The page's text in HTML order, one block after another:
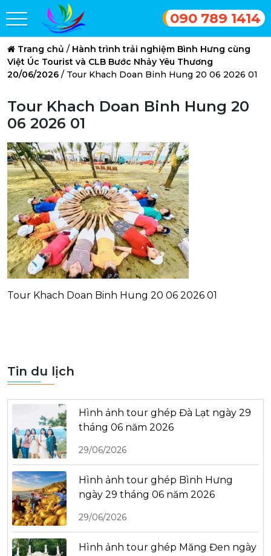
090 789 1414
Trang chủ / Hành trình trải nghiệm Bình Hưng cùng
Việt Úc Tourist và CLB Bước Nhảy Yêu Thương
20/06/2026 / Tour Khach Doan Binh Hung 20 06 2026 01
Tour Khach Doan Binh Hung 20
06 2026 01
Tour Khach Doan Binh Hung 20 06 2026 01
Tin du lịch
Hình ảnh tour ghép Đà Lạt ngày 29
tháng 06 năm 2026
29/06/2026
Hình ảnh tour ghép Bình Hưng
ngày 29 tháng 06 năm 2026
29/06/2026
Hình ảnh tour ghép Măng Đen ngày